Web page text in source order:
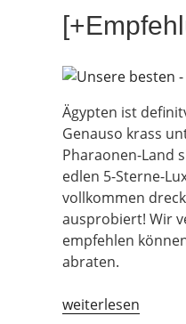
der
Welt“
Ägypten ist
Genauso krass
Pharaonen-Land
edlen 5-Sterne-
vollkommen
ausprobiert! Wir
empfehlen
abraten.
„Beste
weiterlesen